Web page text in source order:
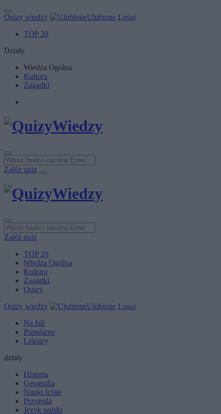
Quizy wiedzy Ulubione Losuj
TOP 20
Działy
Wiedza Ogólna
Kultura
Zagadki
Załóż quiz
Załóż quiz
TOP 20
Wiedza Ogólna
Kultura
Zagadki
Quizy
Quizy wiedzy
Ulubione Losuj
Na fali
Popularne
Lektury
działy
Historia
Geografia
Nauki ścisłe
Przyroda
Język polski